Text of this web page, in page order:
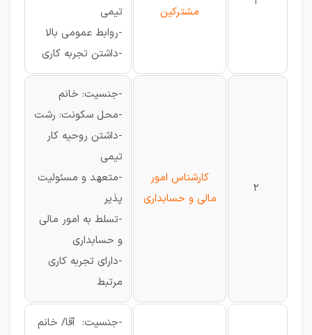
مشترکین
تیمی
-روابط عمومی بالا
-داشتن تجربه کاری
کارشناس امور
مالی و حسابداری
-جنسیت: خانم
-محل سکونت: رشت
-داشتن روحیه کار
تیمی
-متعهد و مسئولیت
پذیر
-تسلط به امور مالی
و حسابداری
-دارای تجربه کاری
مرتبط
-جنسیت: آقا/ خانم